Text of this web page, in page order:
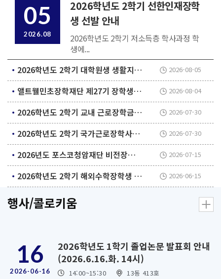
05
2026.08
2026학년도 2학기 선한인재장학
생 선발 안내
2026학년도 2학기 저소득층 학사과정 학
생에...
2026학년도 2학기 대학원생 생활지원장학금 선발 안내
2026-08-05
앨트웰민초장학재단 제27기 장학생 선발 2026-08-04
2026학년도 2학기 교내 근로장학금 신청 안내(2026.8.3 월 ~ 8.12.수 18:00) 2026-07-30
2026학년도 2학기 국가근로장학사업 2차 학생 신청 안내 2026-07-30
2026년도 포스코청암재단 비전장학생 선발 안내 2026-07-15
2026학년도 2학기 해외수학장학생 선발 계획 알림 2026-06-15
행사/콜로키움
16
2026-06-16
2026학년도 1학기 졸업논문 발표회 안내
(2026.6.16.화. 14시)
14:00~15:30 13동 413호